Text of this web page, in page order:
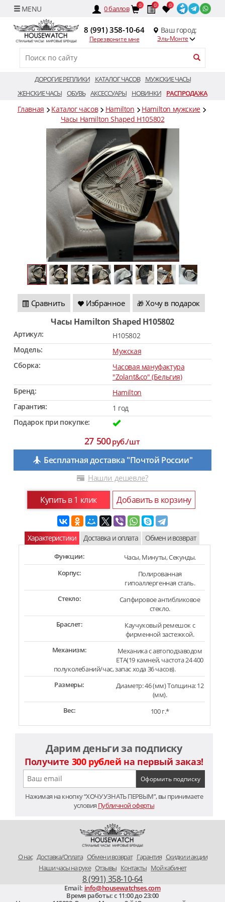
0баллов 0 0 0
8 (991) 358-10-64
Перезвоните мне
Ваш город:
Эль-Монте
ДОРОГИЕ РЕПЛИКИ КАТАЛОГ ЧАСОВ
МУЖСКИЕ ЧАСЫ
ЖЕНСКИЕ ЧАСЫ ОБУВЬ АКСЕССУАРЫ НОВИНКИ РАСПРОДАЖА
Главная Каталог часов Hamilton
Hamilton мужские
Часы Hamilton Shaped H105802
Сравнить Избранное 🎁 Хочу в подарок
Часы Hamilton Shaped H105802
Артикул:
H105802
Модель:
Мужская
Сборка:
Часовая мануфактура
"Zolant&co" (Бельгия)
Бренд:
Hamilton
Гарантия:
1 год
Подарок при покупке:
27 500руб./шт
Бесплатная доставка "Почтой России"
Нашли дешевле?
Купить в 1 клик Добавить в корзину
Характеристики Доставка и оплата Обмен и возврат
Функции:
Часы, Минуты, Секунды.
Корпус:
Полированная
гипоаллергенная сталь.
Стекло:
Сапфировое антибликовое
стекло.
Браслет:
Каучуковый ремешок с
фирменной застежкой.
Механизм:
Механика с автоподзаводом
ETA(19 камней, частота 24 400
полуколебаний/час, запас хода 36 часов).
Размеры:
Диаметр: 46 (мм) Толщина: 12
(мм).
Вес:
100 г.*
Дарим деньги за подписку
Получите 300 рублей на первый заказ!
Нажимая на кнопку “ХОЧУ УЗНАТЬ ПЕРВЫМ”, вы принимаете
условия Публичной оферты
O нас Доставка/Оплата Обмен и возврат Гарантия Скидки и акции
Наши часы на руке Отзывы Контакты Мой кабинет
8 (991) 358-10-64
Email: info@housewatchses.com
Время работы: c 11:00 до 23:00